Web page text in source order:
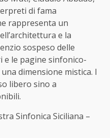
di fama
rappresenta un
e la
sospeso delle
e le pagine sinfonico-
dimensione mistica. I
libero sino a
Sinfonica Siciliana –